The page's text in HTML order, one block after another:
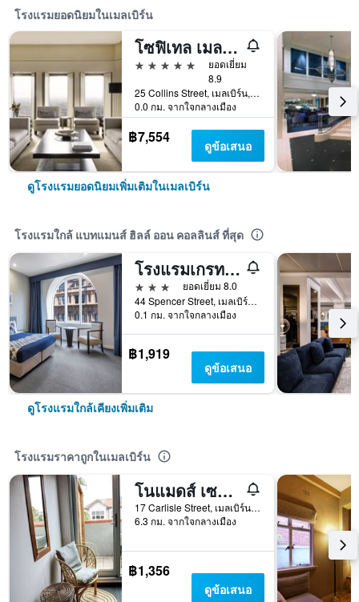
โรงแรมยอดนิยมในเมลเบิร์น
โซฟิเทล เมลเบิร์น ออน คอลลินส์
5 ดาว
ยอดเยี่ยม
8.9
25 Collins Street, เมลเบิร์น, VIC, ออสเตรเลีย
0.0 กม. จากใจกลางเมือง
฿7,554 ดูข้อเสนอ
ดูโรงแรมยอดนิยมเพิ่มเติมในเมลเบิร์น
โรงแรมใกล้ แบทแมนส์ ฮิลล์ ออน คอลลินส์ ที่สุด
โรงแรมเกรทเซาเทิร์น เมลเบิร์น
3 ดาว
ยอดเยี่ยม 8.0
44 Spencer Street, เมลเบิร์น, VIC, ออสเตรเลีย
0.1 กม. จากใจกลางเมือง
฿1,919
ดูข้อเสนอ
ดูโรงแรมใกล้เคียงเพิ่มเติม
โรงแรมราคาถูกในเมลเบิร์น
โนแมดส์ เซนต์ กิลดา โฮสเทล
17 Carlisle Street, เมลเบิร์น, VIC, ออสเตรเลีย
6.3 กม. จากใจกลางเมือง
฿1,356
ดูข้อเสนอ